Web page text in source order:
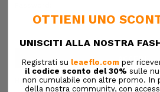
Hai dimenticato la password?